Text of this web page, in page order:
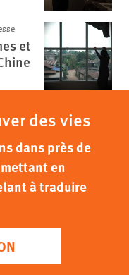
et
des vies
dans près de
en
à traduire